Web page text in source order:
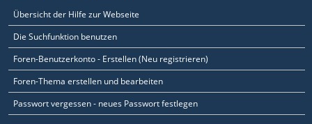
Übersicht der Hilfe zur Webseite
Die Suchfunktion benutzen
Foren-Benutzerkonto - Erstellen (Neu registrieren)
Foren-Thema erstellen und bearbeiten
Passwort vergessen - neues Passwort festlegen